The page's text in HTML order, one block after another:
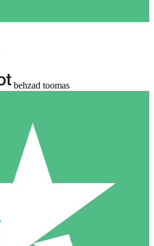
behzad toomas